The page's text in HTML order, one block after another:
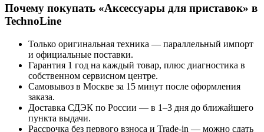
Почему покупать «Аксессуары для приставок» в
TechnoLine
Только оригинальная техника — параллельный импорт
и официальные поставки.
Гарантия 1 год на каждый товар, плюс диагностика в
собственном сервисном центре.
Самовывоз в Москве за 15 минут после оформления
заказа.
Доставка СДЭК по России — в 1–3 дня до ближайшего
пункта выдачи.
Рассрочка без первого взноса и Trade-in — можно сдать